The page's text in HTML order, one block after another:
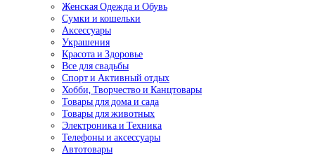
Женская Одежда и Обувь
Сумки и кошельки
Аксессуары
Украшения
Красота и Здоровье
Все для свадьбы
Спорт и Активный отдых
Хобби, Творчество и Канцтовары
Товары для дома и сада
Товары для животных
Электроника и Техника
Телефоны и аксессуары
Автотовары